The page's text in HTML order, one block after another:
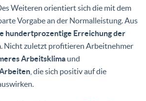
Weiteren orientiert sich die mit dem
Vorgabe an der Normalleistung. Aus
hundertprozentige Erreichung der
. Nicht zuletzt profitieren Arbeitnehmer
Arbeitsklima und
, die sich positiv auf die